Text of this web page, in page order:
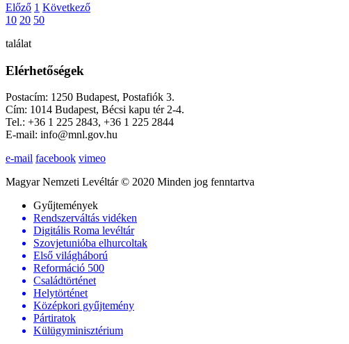
Előző 1 Következő
10 20 50
találat
Elérhetőségek
Postacím: 1250 Budapest, Postafiók 3.
Cím: 1014 Budapest, Bécsi kapu tér 2-4.
Tel.: +36 1 225 2843, +36 1 225 2844
E-mail: info@mnl.gov.hu
e-mail facebook vimeo
Magyar Nemzeti Levéltár © 2020 Minden jog fenntartva
Gyűjtemények
Rendszerváltás vidéken
Digitális Roma levéltár
Szovjetunióba elhurcoltak
Első világháború
Reformáció 500
Családtörténet
Helytörténet
Középkori gyűjtemény
Pártiratok
Külügyminisztérium